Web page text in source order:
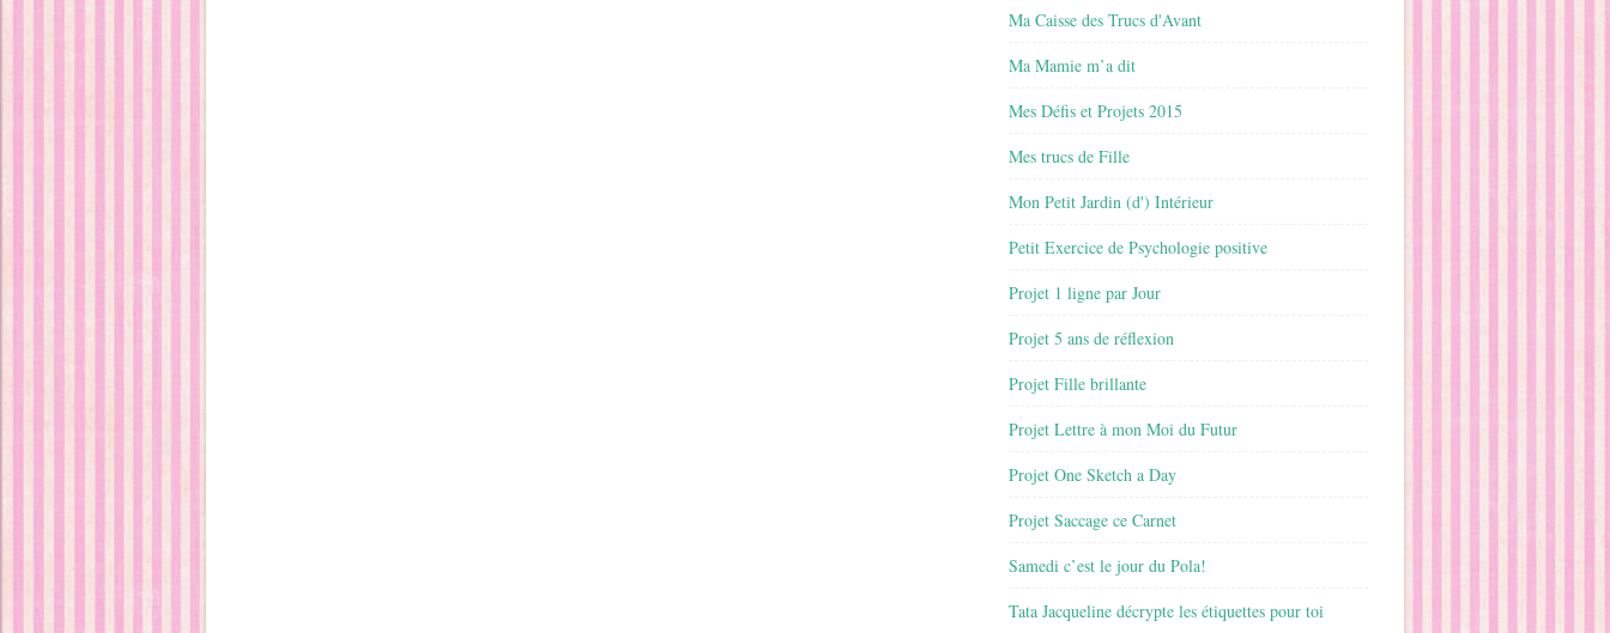
Ma Caisse des Trucs d'Avant
Ma Mamie m’a dit
Mes Défis et Projets 2015
Mes trucs de Fille
Mon Petit Jardin (d') Intérieur
Petit Exercice de Psychologie positive
Projet 1 ligne par Jour
Projet 5 ans de réflexion
Projet Fille brillante
Projet Lettre à mon Moi du Futur
Projet One Sketch a Day
Projet Saccage ce Carnet
Samedi c’est le jour du Pola!
Tata Jacqueline décrypte les étiquettes pour toi